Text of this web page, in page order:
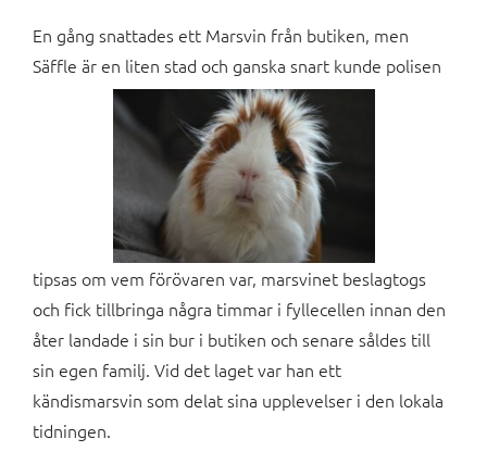
En gång snattades ett Marsvin från butiken, men
Säffle är en liten stad och ganska snart kunde polisen
tipsas om vem förövaren var, marsvinet beslagtogs
och fick tillbringa några timmar i fyllecellen innan den
åter landade i sin bur i butiken och senare såldes till
sin egen familj. Vid det laget var han ett
kändismarsvin som delat sina upplevelser i den lokala
tidningen.